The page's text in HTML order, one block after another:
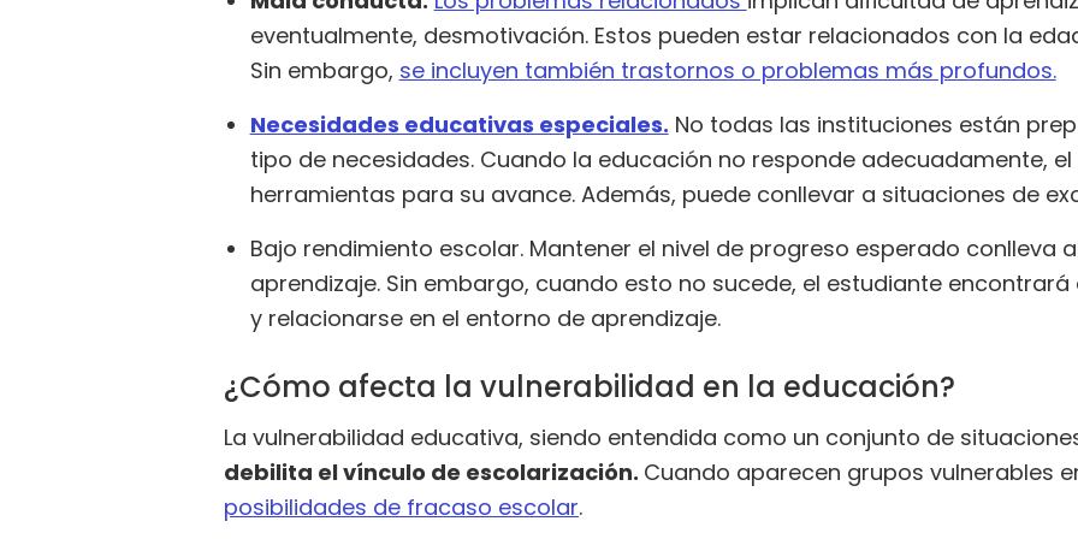
eventualmente, desmotivación. Estos pueden estar relacionados con la
Sin embargo, se incluyen también trastornos o problemas más profundos.
Necesidades educativas especiales. No todas las instituciones están
tipo de necesidades. Cuando la educación no responde adecuadamente,
herramientas para su avance. Además, puede conllevar a situaciones de
Bajo rendimiento escolar. Mantener el nivel de progreso esperado conlleva
aprendizaje. Sin embargo, cuando esto no sucede, el estudiante
y relacionarse en el entorno de aprendizaje.
¿Cómo afecta la vulnerabilidad en la educación?
La vulnerabilidad educativa, siendo entendida como un conjunto de
debilita el vínculo de escolarización. Cuando aparecen grupos vulnerables
posibilidades de fracaso escolar.